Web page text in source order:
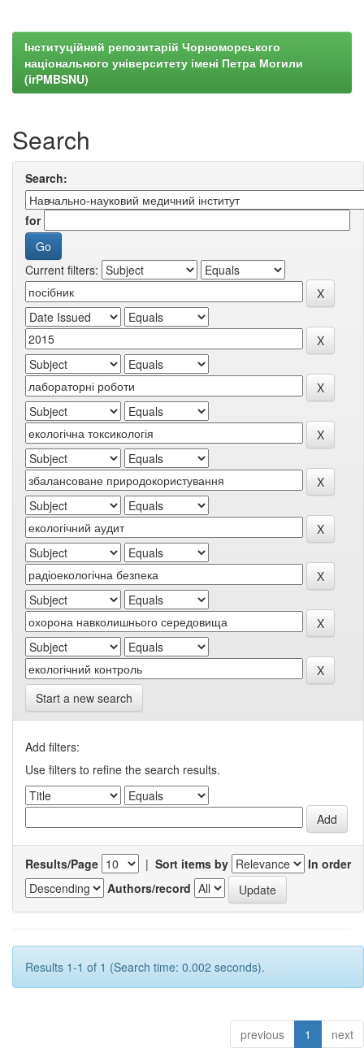
Інституційний репозитарій Чорноморського
національного університету імені Петра Могили
(irPMBSNU)
Search
Search:
for
Current filters:
Start a new search
Add filters:
Use filters to refine the search results.
Results/Page | Sort items by
In order
Authors/record
Results 1-1 of 1 (Search time: 0.002 seconds).
previous 1 next